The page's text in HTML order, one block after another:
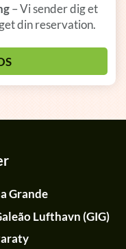
– Vi sender dig et
din reservation.
Grande
Lufthavn (GIG)